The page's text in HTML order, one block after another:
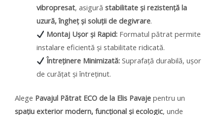
vibropresat, asigură stabilitate și rezistență la
uzură, îngheț și soluții de degivrare.
Montaj Ușor și Rapid: Formatul pătrat permite
instalare eficientă și stabilitate ridicată.
Întreținere Minimizată: Suprafață durabilă, ușor
de curățat și întreținut.
Alege Pavajul Pătrat ECO de la Elis Pavaje pentru un
spațiu exterior modern, funcțional și ecologic, unde